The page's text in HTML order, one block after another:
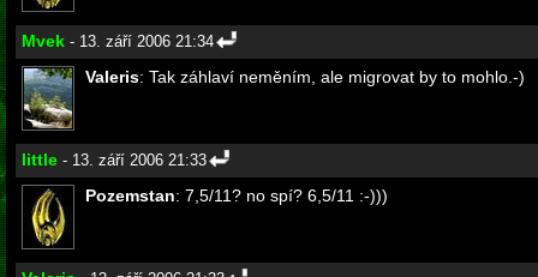
Mvek - 13. září 2006 21:34
Valeris: Tak záhlaví neměním, ale migrovat by to mohlo.-)
little - 13. září 2006 21:33
Pozemstan: 7,5/11? no spí? 6,5/11 :-)))